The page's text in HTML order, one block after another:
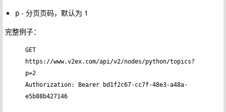
p - 分页页码，默认为 1
完整例子：
GET
https://www.v2ex.com/api/v2/nodes/python/topics?
p=2
Authorization: Bearer bd1f2c67-cc7f-48e3-a48a-